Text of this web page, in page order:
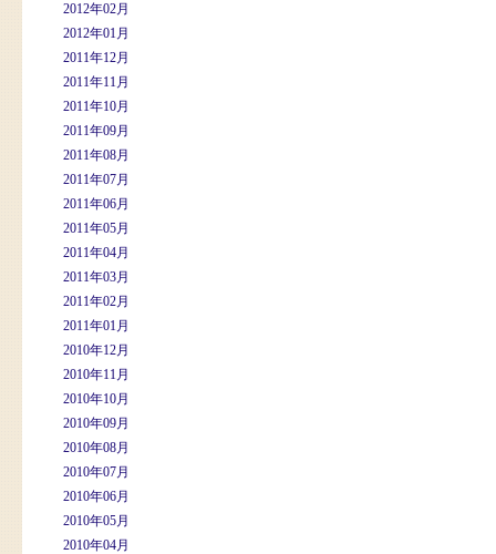
2012年02月
2012年01月
2011年12月
2011年11月
2011年10月
2011年09月
2011年08月
2011年07月
2011年06月
2011年05月
2011年04月
2011年03月
2011年02月
2011年01月
2010年12月
2010年11月
2010年10月
2010年09月
2010年08月
2010年07月
2010年06月
2010年05月
2010年04月